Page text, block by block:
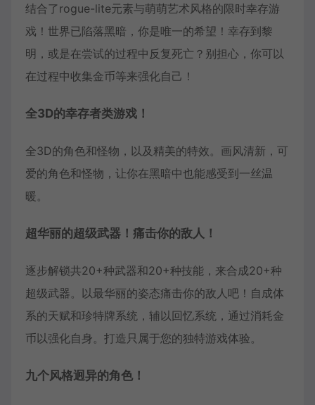
结合了rogue-lite元素与萌萌艺术风格的限时幸存游
戏！世界已陷落黑暗，你是唯一的希望！幸存到黎
明，或是在尝试的过程中反复死亡？别担心，你可以
在过程中收集金币等来强化自己！
全3D的幸存者类游戏！
全3D的角色和怪物，以及精美的特效。画风清新，可
爱的角色和怪物，让你在黑暗中也能感受到一丝温
暖。
超华丽的超级武器！痛击你的敌人！
逐步解锁共20+种武器和20+种技能，来合成20+种
超级武器。以最华丽的姿态痛击你的敌人吧！自成体
系的天赋和珍特牌系统，辅以回忆系统，通过消耗金
币以强化自身。打造只属于您的独特游戏体验。
九个风格迥异的角色！